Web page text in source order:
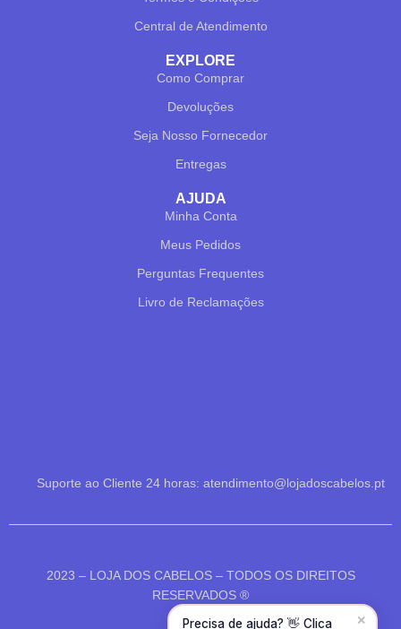
Central de Atendimento
EXPLORE
Como Comprar
Devoluções
Seja Nosso Fornecedor
Entregas
AJUDA
Minha Conta
Meus Pedidos
Perguntas Frequentes
Livro de Reclamações
Suporte ao Cliente 24 horas: atendimento@lojadoscabelos.pt
2023 – LOJA DOS CABELOS – TODOS OS DIREITOS
RESERVADOS ®
Precisa de ajuda? 👋 Clica
✕
Online agora
Email